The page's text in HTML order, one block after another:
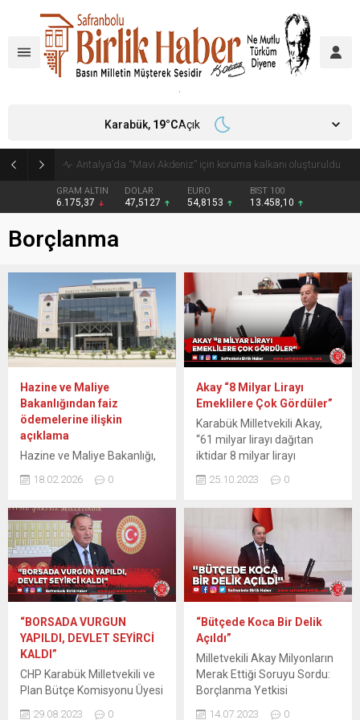
Antalya’da “Mavi Akdeniz” için koruma kalkanı oluşturuldu
GRAM ALTIN
6.175,37
DOLAR
47,5127
EURO
54,8153
BIST 100
13.458,10
Karabük, 19°CAçık
Borçlanma
Hazine ve Maliye
Bakanlığından faiz
ödemelerine ilişkin
açıklama
Hazine ve Maliye Bakanlığı,
yüksek faiz ödemesinin,
ani artıştan veya program
dönemindeki faiz
artışlarından
kaynaklanmadığını bildirdi.
Bakanlıktan faiz
ödemelerine ilişkin açıklama
yapıldı. Son dönemde
kamuoyunda ocak ayına
ilişkin faiz ödemelerine dair
üzerine açıklama
yapılmasına ihtiyaç
duyulduğu belirtilen
18.02.2026 0
Akay “8 Milyar Lirayı
Emeklilere Çok Gördüler”
Karabük Milletvekili Akay,
“61 milyar lirayı dağıtan
iktidar 8 milyar lirayı
dedi Emeklilere 5 Bin Lira
içeren 35 Sıra Sayılı
Konutların Turizm Amaçlı
Kiralanmasına ve Bazı
Kanunlarda Değişiklik
Yapılmasına Dair Torba
Kanun’un TBMM Genel Kurul
görüşmeleri sürüyor.
Getirilen düzenleme
hakkında konuşan CHP
Karabük Milletvekili ve...
25.10.2023 0
“BORSADA VURGUN
YAPILDI, DEVLET SEYİRCİ
KALDI”
CHP Karabük Milletvekili ve
Plan Bütçe Komisyonu Üyesi
29.08.2023 0
“Bütçede Koca Bir Delik
Açıldı”
Milletvekili Akay Milyonların
Merak Ettiği Soruyu Sordu:
Borçlanma Yetkisi
14.07.2023 0